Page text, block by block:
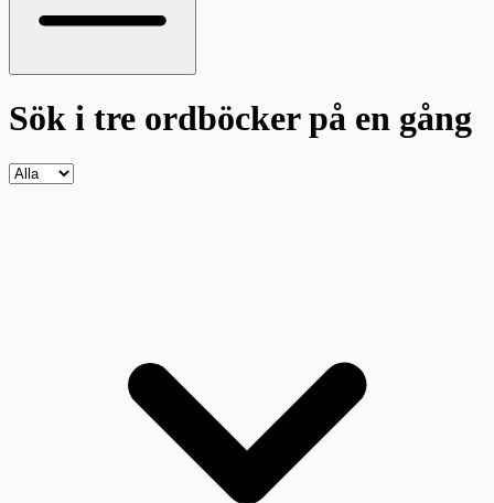
Sök i tre ordböckerpå en gång